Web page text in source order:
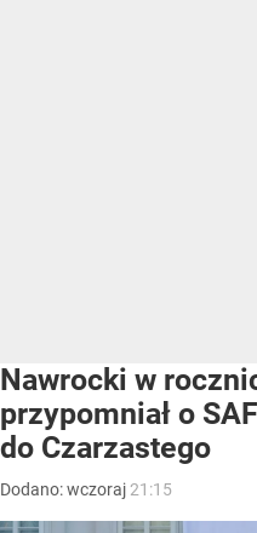
Nawrocki w
przypomniał o
do Czarzastego
Dodano:wczoraj 21:15